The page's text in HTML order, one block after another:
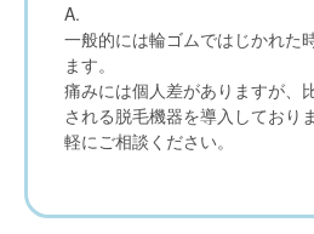
A.
一般的には輪ゴムではじかれた
ます。
痛みには個人差がありますが、
される脱毛機器を導入しており
軽にご相談ください。